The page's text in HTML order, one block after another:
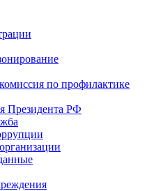
по профилактике
Президента РФ